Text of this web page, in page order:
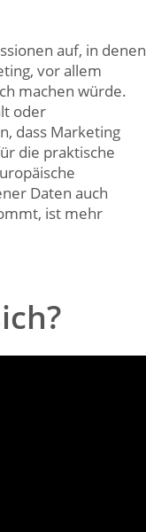
auf, in denen
vor allem
machen würde.
oder
dass Marketing
die praktische
Daten auch
ist mehr